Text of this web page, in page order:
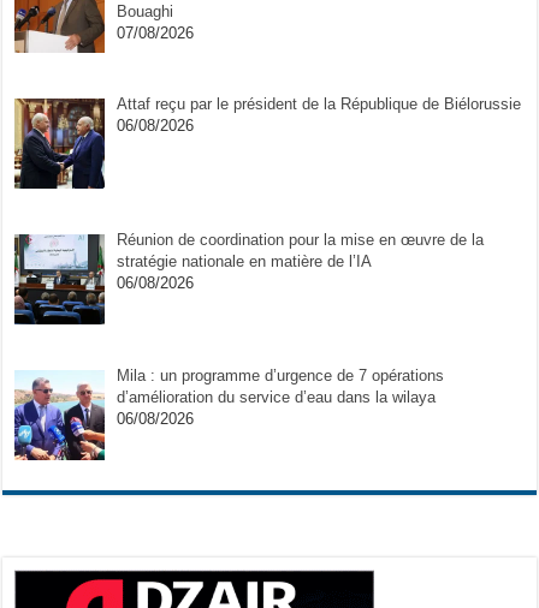
Bouaghi
07/08/2026
Attaf reçu par le président de la République de Biélorussie
06/08/2026
Réunion de coordination pour la mise en œuvre de la
stratégie nationale en matière de l’IA
06/08/2026
Mila : un programme d’urgence de 7 opérations
d’amélioration du service d’eau dans la wilaya
06/08/2026